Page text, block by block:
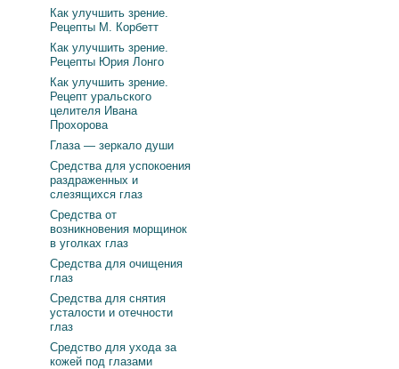
Как улучшить зрение.
Рецепты М. Корбетт
Как улучшить зрение.
Рецепты Юрия Лонго
Как улучшить зрение.
Рецепт уральского
целителя Ивана
Прохорова
Глаза — зеркало души
Средства для успокоения
раздраженных и
слезящихся глаз
Средства от
возникновения морщинок
в уголках глаз
Средства для очищения
глаз
Средства для снятия
усталости и отечности
глаз
Средство для ухода за
кожей под глазами